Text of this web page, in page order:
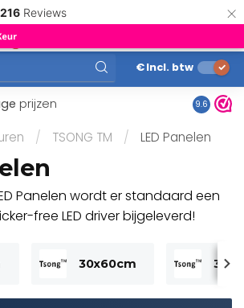
216 Reviews ×
0
€Incl. btw
prijzen 9.6
/ TSONG TM / LED Panelen
Panelen wordt er standaard een
free LED driver bijgeleverd!
30x60cm